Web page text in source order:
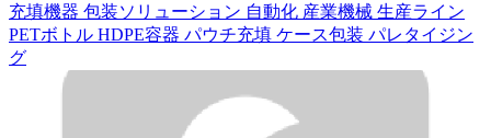
充填機器 包装ソリューション 自動化 産業機械 生産ライン
PETボトル HDPE容器 パウチ充填 ケース包装 パレタイジン
グ